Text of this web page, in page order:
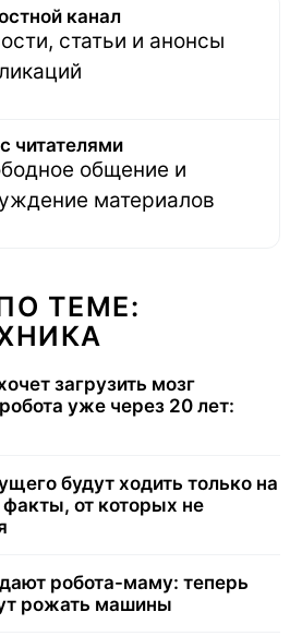
канал
статьи и анонсы
читателями
общение и
материалов
ТЕМЕ:
загрузить мозг
уже через 20 лет:
будут ходить только на
факты, от которых не
робота-маму: теперь
рожать машины